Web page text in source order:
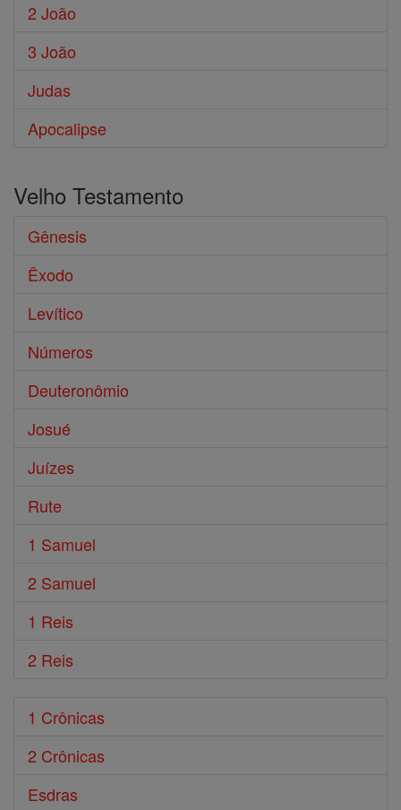
2 João
3 João
Judas
Apocalipse
Velho Testamento
Gênesis
Êxodo
Levítico
Números
Deuteronômio
Josué
Juízes
Rute
1 Samuel
2 Samuel
1 Reis
2 Reis
1 Crônicas
2 Crônicas
Esdras